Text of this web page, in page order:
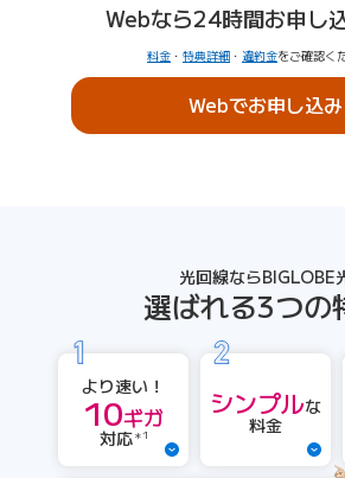
Webなら24時間お申し
料金 ・ 特典詳細 ・ 違約金をご確認く
Webでお申し込み
光回線ならBIGLOBE
選ばれる3つの
より速い！
10ギガ
対応＊1
シンプルな
料金